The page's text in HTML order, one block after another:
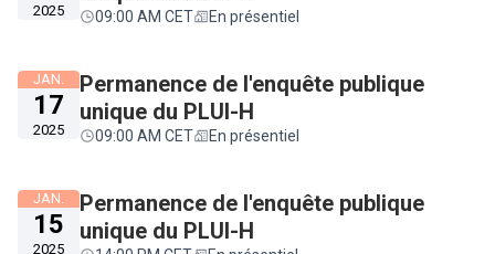
2025 09:00 AM CET En présentiel
JAN.
17
2025
Permanence de l'enquête publique
unique du PLUI-H
09:00 AM CET En présentiel
JAN.
15
2025
Permanence de l'enquête publique
unique du PLUI-H